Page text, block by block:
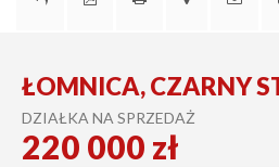
ŁOMNICA, CZARNY
DZIAŁKA NA SPRZEDAŻ
220 000 zł